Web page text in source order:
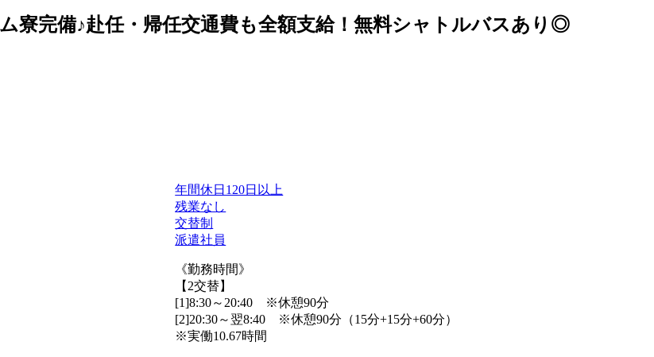
寮完備♪赴任・帰任交通費も全額支給！無料シャトルバスあり◎
年間休日120日以上
残業なし
交替制
派遣社員
《勤務時間》
【2交替】
[1]8:30～20:40 ※休憩90分
[2]20:30～翌8:40 ※休憩90分（15分+15分+60分）
※実働10.67時間